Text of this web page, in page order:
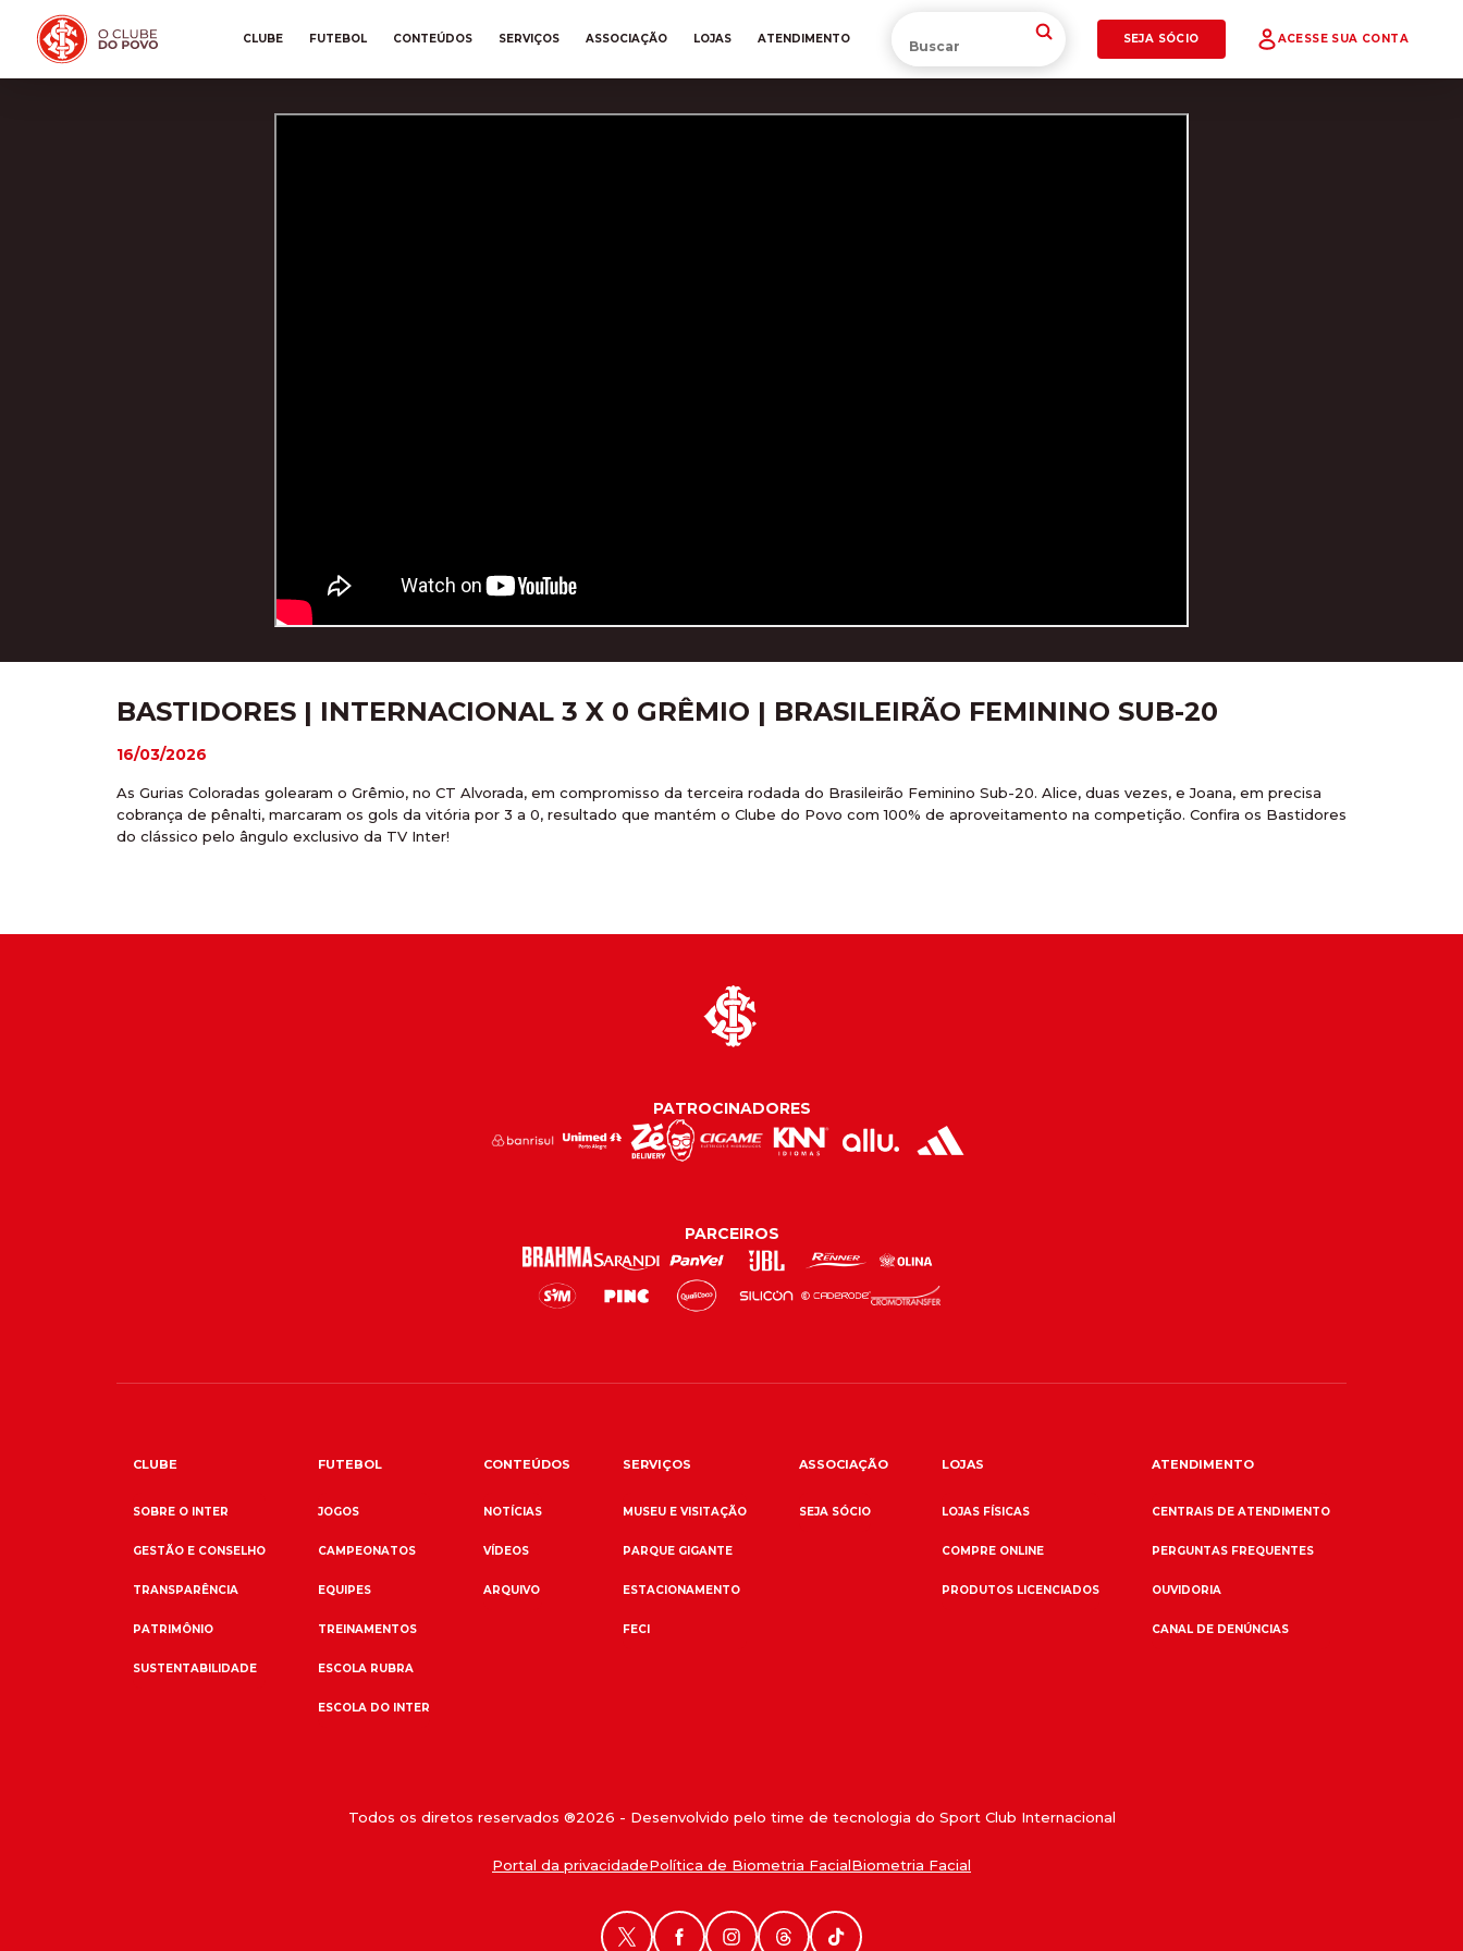
CLUBE FUTEBOL CONTEÚDOS SERVIÇOS ASSOCIAÇÃO LOJAS ATENDIMENTO SEJA SÓCIO ACESSE SUA CONTA
BASTIDORES | INTERNACIONAL 3 X 0 GRÊMIO | BRASILEIRÃO FEMININO SUB-20
16/03/2026
As Gurias Coloradas golearam o Grêmio, no CT Alvorada, em compromisso da terceira rodada do Brasileirão Feminino Sub-20. Alice, duas vezes, e Joana, em precisa
cobrança de pênalti, marcaram os gols da vitória por 3 a 0, resultado que mantém o Clube do Povo com 100% de aproveitamento na competição. Confira os Bastidores
do clássico pelo ângulo exclusivo da TV Inter!
PATROCINADORES
PARCEIROS
CLUBE
SOBRE O INTER
GESTÃO E CONSELHO
TRANSPARÊNCIA
PATRIMÔNIO
SUSTENTABILIDADE
FUTEBOL
JOGOS
CAMPEONATOS
EQUIPES
TREINAMENTOS
ESCOLA RUBRA
ESCOLA DO INTER
CONTEÚDOS
NOTÍCIAS
VÍDEOS
ARQUIVO
SERVIÇOS
MUSEU E VISITAÇÃO
PARQUE GIGANTE
ESTACIONAMENTO
FECI
ASSOCIAÇÃO
SEJA SÓCIO
LOJAS
LOJAS FÍSICAS
COMPRE ONLINE
PRODUTOS LICENCIADOS
ATENDIMENTO
CENTRAIS DE ATENDIMENTO
PERGUNTAS FREQUENTES
OUVIDORIA
CANAL DE DENÚNCIAS
Todos os diretos reservados ®2026 - Desenvolvido pelo time de tecnologia do Sport Club Internacional
Portal da privacidadePolítica de Biometria FacialBiometria Facial